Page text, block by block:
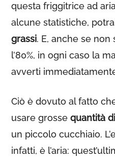
questa friggitrice ad
alcune statistiche,
grassi. E, anche se
l’80%, in ogni caso la
avverti
Ciò è dovuto al fatto
usare grossequantità
un piccolo cucchiaio.
infatti, è l’aria: